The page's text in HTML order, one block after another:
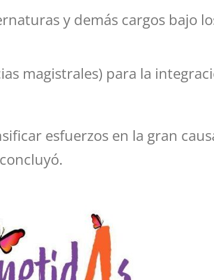
y demás cargos bajo
magistrales) para la
esfuerzos en la gran